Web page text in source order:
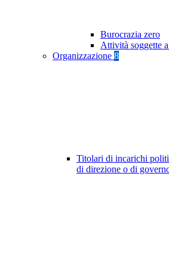
Burocrazia zero
Attività soggette
Organizzazione 8
Titolari di incarichi
di direzione o di